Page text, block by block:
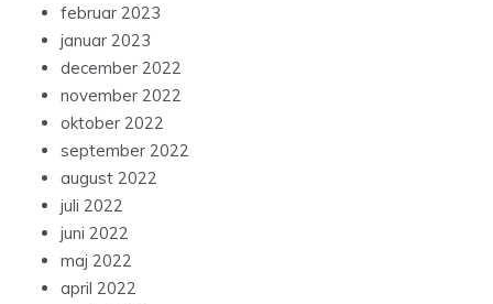
februar 2023
januar 2023
december 2022
november 2022
oktober 2022
september 2022
august 2022
juli 2022
juni 2022
maj 2022
april 2022